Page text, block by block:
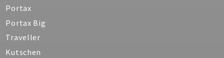
Portax
Portax Big
Traveller
Kutschen